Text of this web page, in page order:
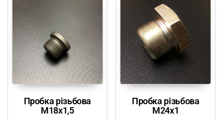
Пробка різьбова
М18х1,5
Пробка різьбова
М24х1